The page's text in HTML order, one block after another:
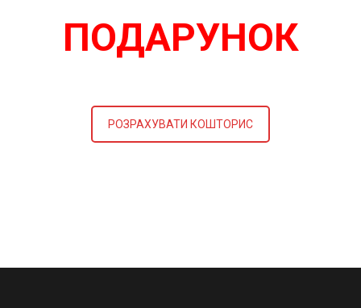
ПОДАРУНОК
РОЗРАХУВАТИ КОШТОРИС